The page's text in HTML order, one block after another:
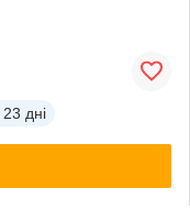
23 дні